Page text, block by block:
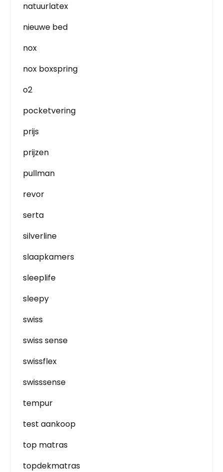
natuurlatex
nieuwe bed
nox
nox boxspring
o2
pocketvering
prijs
prijzen
pullman
revor
serta
silverline
slaapkamers
sleeplife
sleepy
swiss
swiss sense
swissflex
swisssense
tempur
test aankoop
top matras
topdekmatras